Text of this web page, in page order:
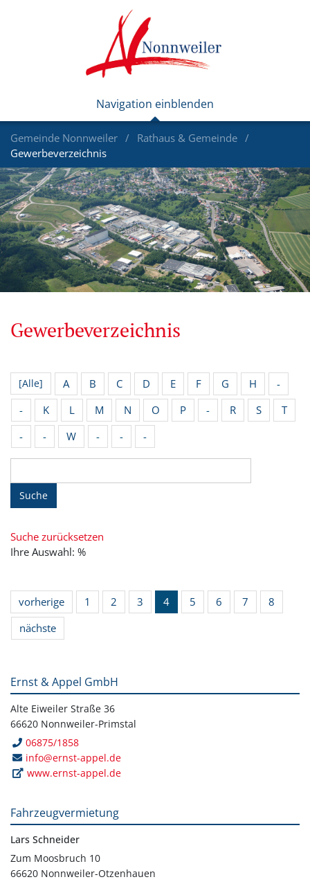
Gemeinde Nonnweiler
Rathaus & Gemeinde
Gewerbeverzeichnis
Gewerbeverzeichnis
[Alle] A B C D E F G H
-
-
K L M N O P - R S
T
-
- W - - -
Suche
Suche zurücksetzen
Ihre Auswahl: %
vorherige 1 2 3 4 5 6 7
8
nächste
Ernst & Appel GmbH
Alte Eiweiler Straße 36
66620 Nonnweiler-Primstal
06875/1858
info@ernst-appel.de
www.ernst-appel.de
Fahrzeugvermietung
Lars Schneider
Zum Moosbruch 10
66620 Nonnweiler-Otzenhauen